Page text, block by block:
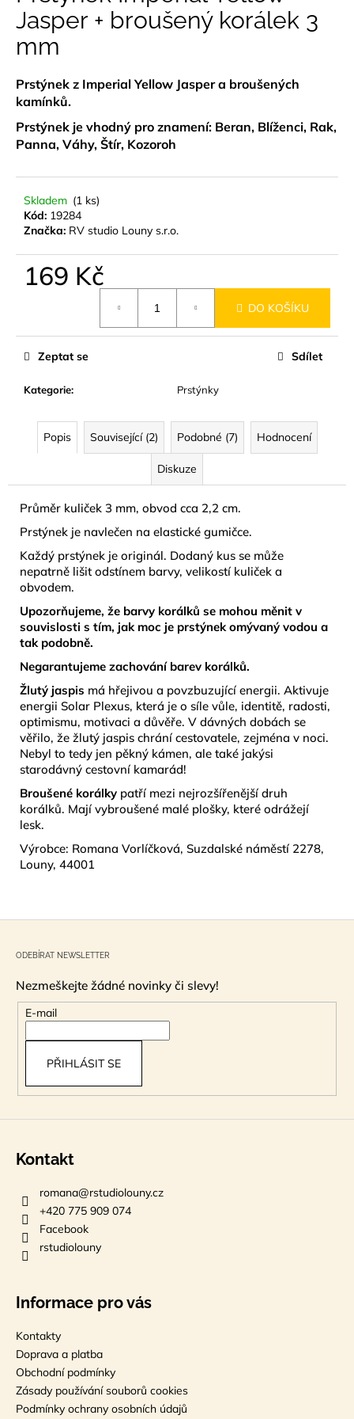
0,0
z
5
Jasper + broušený korálek 3
mm
Prstýnek z Imperial Yellow Jasper a broušených
kamínků.
Prstýnek je vhodný pro znamení: Beran, Blíženci, Rak,
Panna, Váhy, Štír, Kozoroh
Skladem (1 ks)
Kód: 19284
Značka: RV studio Louny s.r.o.
169 Kč
DO KOŠÍKU
Kategorie: Prstýnky
Zeptat se Sdílet
Popis Související (2) Podobné (7) Hodnocení
Diskuze
Průměr kuliček 3 mm, obvod cca 2,2 cm.
Prstýnek je navlečen na elastické gumičce.
Každý prstýnek je originál. Dodaný kus se může
nepatrně lišit odstínem barvy, velikostí kuliček a
obvodem.
Upozorňujeme, že barvy korálků se mohou měnit v
souvislosti s tím, jak moc je prstýnek omývaný vodou a
tak podobně.
Negarantujeme zachování barev korálků.
Žlutý jaspis má hřejivou a povzbuzující energii. Aktivuje
energii Solar Plexus, která je o síle vůle, identitě, radosti,
optimismu, motivaci a důvěře. V dávných dobách se
věřilo, že žlutý jaspis chrání cestovatele, zejména v noci.
Nebyl to tedy jen pěkný kámen, ale také jakýsi
starodávný cestovní kamarád!
Broušené korálky patří mezi nejrozšířenější druh
korálků. Mají vybroušené malé plošky, které odrážejí
lesk.
Výrobce: Romana Vorlíčková, Suzdalské náměstí 2278,
Louny, 44001
a
j
í
t
?
D
u
DO
SOLÁRIA
-
SUNSHINE
15
ML
74
Kč
ODEBÍRAT NEWSLETTER
Nezmeškejte žádné novinky či slevy!
E-mail
PŘIHLÁSIT SE
Kontakt
romana@rstudiolouny.cz
+420 775 909 074
Facebook
rstudiolouny
Informace pro vás
Kontakty
Doprava a platba
Obchodní podmínky
Zásady používání souborů cookies
Podmínky ochrany osobních údajů